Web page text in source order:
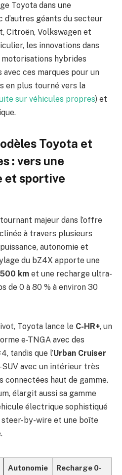
Toyota dans une
géants du secteur
Citroën, Volkswagen et
les innovations dans
motorisations hybrides
ces marques pour un
en plus tourné vers la
sur véhicules propres) et
Toyota et
: vers une
et sportive
tournant majeur dans l’offre
à travers plusieurs
autonomie et
du bZ4X apporte une
500 km et une recharge ultra-
de 0 à 80 % à environ 30
Toyota lance le C-HR+, un
e-TNGA avec des
tandis que l’Urban Cruiser
avec un intérieur très
connectées haut de gamme.
élargit aussi sa gamme
électrique sophistiqué
by-wire et une boîte
Autonomie
Recharge 0-